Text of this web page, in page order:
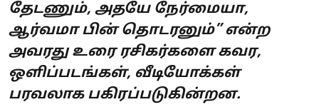
தேடணும், அதயே நேர்மையா,
ஆர்வமா பின் தொடரனும்” என்ற
அவரது உரை ரசிகர்களை கவர,
ஒளிப்படங்கள், வீடியோக்கள்
பரவலாக பகிரப்படுகின்றன.